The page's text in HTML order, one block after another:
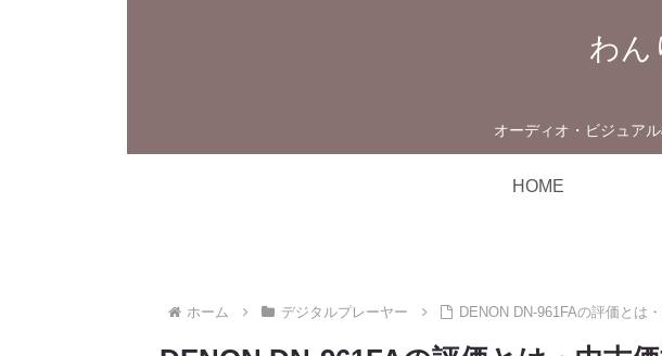
わん
オーディオ・ビジュア
HOME
ホーム デジタルプレーヤー DENON DN-961FAの評価とは